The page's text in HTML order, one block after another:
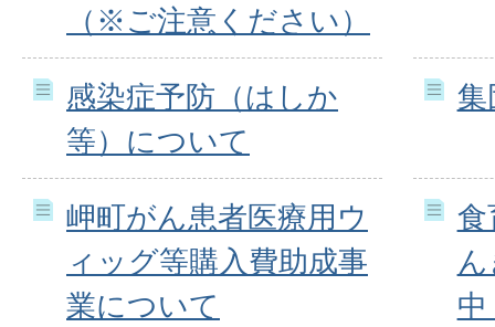
（※ご注意ください）
感染症予防（はしか
等）について
集
岬町がん患者医療用ウ
ィッグ等購入費助成事
業について
食
中